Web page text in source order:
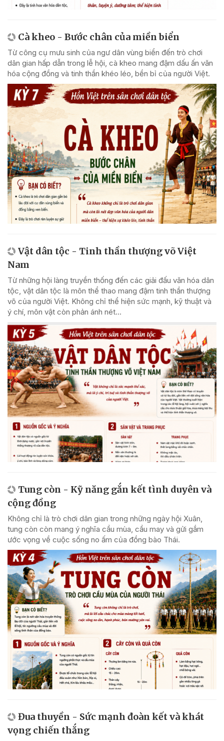
Cà kheo - Bước chân của miền biển
Từ công cụ mưu sinh của ngư dân vùng biển đến trò chơi
dân gian hấp dẫn trong lễ hội, cà kheo mang đậm dấu ấn văn
hóa cộng đồng và tinh thần khéo léo, bền bỉ của người Việt.
Vật dân tộc - Tinh thần thượng võ Việt
Nam
Từ những hội làng truyền thống đến các giải đấu văn hóa dân
tộc, vật dân tộc là môn thể thao mang đậm tinh thần thượng
võ của người Việt. Không chỉ thể hiện sức mạnh, kỹ thuật và
ý chí, môn vật còn phản ánh nét...
Tung còn - Kỹ năng gắn kết tình duyên và
cộng đồng
Không chỉ là trò chơi dân gian trong những ngày hội Xuân,
tung còn còn mang ý nghĩa cầu mùa, cầu may và gửi gắm
ước vọng về cuộc sống no ấm của đồng bào Thái.
Đua thuyền - Sức mạnh đoàn kết và khát
vọng chiến thắng